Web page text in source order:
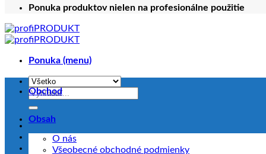
Ponuka produktov nielen na profesionálne použitie
Ponuka (menu)
Hľadať:
Obchod
Obsah
O nás
Všeobecné obchodné podmienky